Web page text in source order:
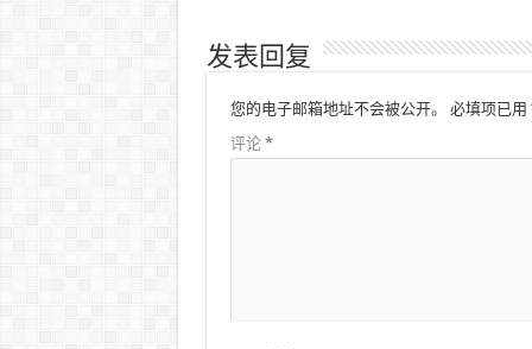
发表回复
您的电子邮箱地址不会被公开。 必填项已用
评论 *